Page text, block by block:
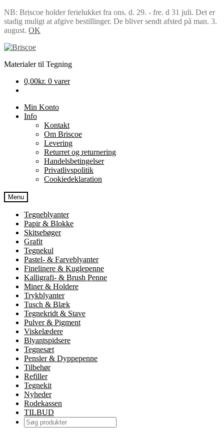
NB: Briscoe holder ferielukket fra ons. d. 29. - fre. d 31 juli. Det er
stadig muligt at afgive bestillinger. De bliver sendt afsted på man. 3.
august. OK
Spring
navigation
Spring
indhold
Materialer til Tegning
0,00kr. 0 varer
Min Konto
Info
Kontakt
Om Briscoe
Levering
Returret og returnering
Handels­betingelser
Privatlivspolitik
Cookiedeklaration
Menu
Tegneblyanter
Papir & Blokke
Skitsebøger
Grafit
Tegnekul
Pastel- & Farveblyanter
Finelinere & Kuglepenne
Kalligrafi- & Brush Penne
Miner & Holdere
Trykblyanter
Tusch & Blæk
Tegnekridt & Stave
Pulver & Pigment
Viskelædere
Blyantspidsere
Tegnesæt
Pensler & Dyppepenne
Tilbehør
Refiller
Tegnekit
Nyheder
Rodekassen
TILBUD